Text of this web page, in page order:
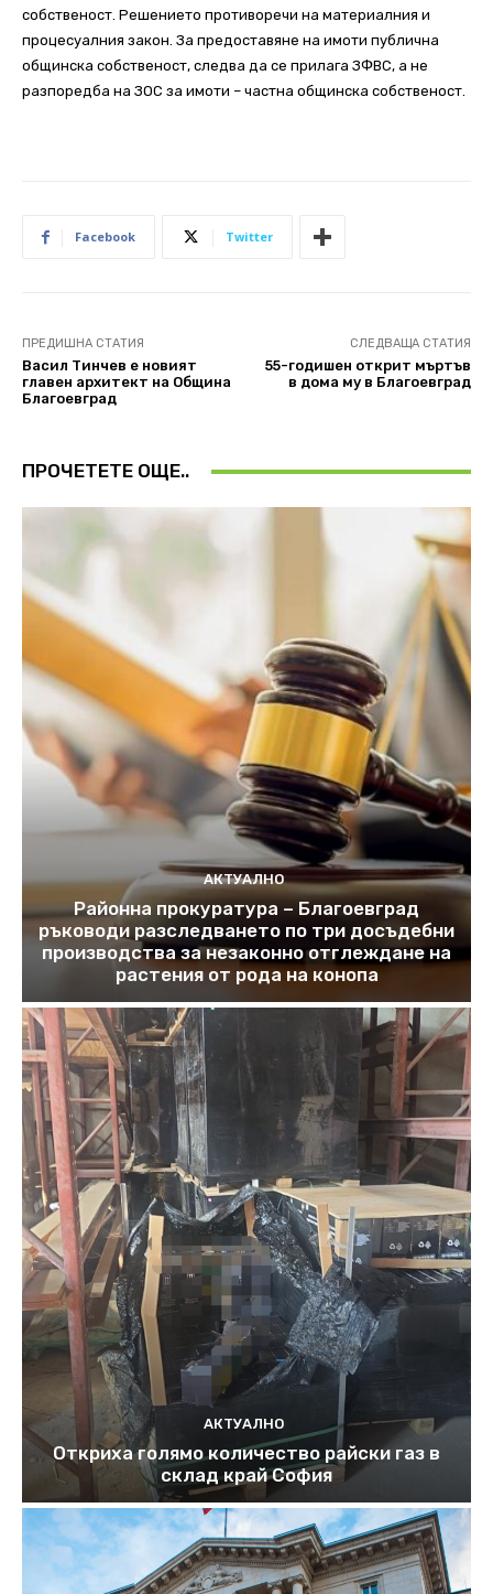
собственост. Решението противоречи на материалния и
процесуалния закон. За предоставяне на имоти публична
общинска собственост, следва да се прилага ЗФВС, а не
разпоредба на ЗОС за имоти – частна общинска собственост.
Facebook Twitter
ПРЕДИШНА СТАТИЯ
Васил Тинчев е новият
главен архитект на Община
Благоевград
СЛЕДВАЩА СТАТИЯ
55-годишен открит мъртъв
в дома му в Благоевград
ПРОЧЕТЕТЕ ОЩЕ..
АКТУАЛНО
Районна прокуратура – Благоевград
ръководи разследването по три досъдебни
производства за незаконно отглеждане на
растения от рода на конопа
АКТУАЛНО
Откриха голямо количество райски газ в
склад край София